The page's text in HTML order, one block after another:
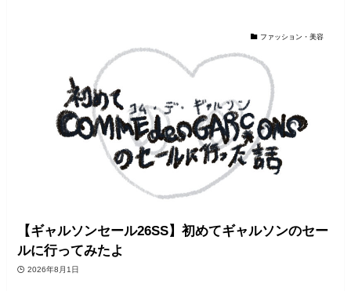
ファッション・美容
【ギャルソンセール26SS】初めてギャルソンのセー
ルに行ってみたよ
2026年8月1日